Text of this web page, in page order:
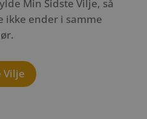
Min Sidste Vilje, så
ikke ender i samme
Vilje